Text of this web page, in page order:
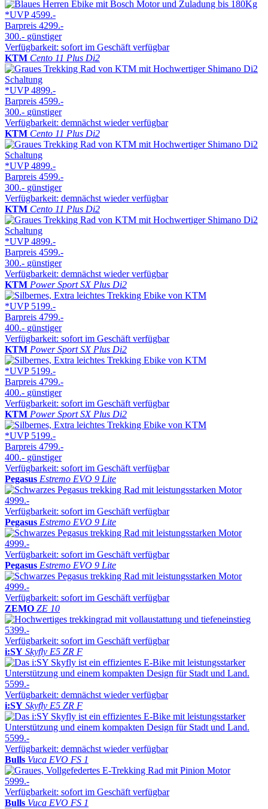
*UVP4599.-
Barpreis 4299.-
300.- günstiger
Verfügbarkeit: sofort im Geschäft verfügbar
KTM Cento 11 Plus Di2
*UVP4899.-
Barpreis 4599.-
300.- günstiger
Verfügbarkeit: demnächst wieder verfügbar
KTM Cento 11 Plus Di2
*UVP4899.-
Barpreis 4599.-
300.- günstiger
Verfügbarkeit: demnächst wieder verfügbar
KTM Cento 11 Plus Di2
*UVP4899.-
Barpreis 4599.-
300.- günstiger
Verfügbarkeit: demnächst wieder verfügbar
KTM Power Sport SX Plus Di2
*UVP 5199.-
Barpreis 4799.-
400.- günstiger
Verfügbarkeit: sofort im Geschäft verfügbar
KTM Power Sport SX Plus Di2
*UVP 5199.-
Barpreis 4799.-
400.- günstiger
Verfügbarkeit: sofort im Geschäft verfügbar
KTM Power Sport SX Plus Di2
*UVP 5199.-
Barpreis 4799.-
400.- günstiger
Verfügbarkeit: sofort im Geschäft verfügbar
Pegasus Estremo EVO 9 Lite
4999.-
Verfügbarkeit: sofort im Geschäft verfügbar
Pegasus Estremo EVO 9 Lite
4999.-
Verfügbarkeit: sofort im Geschäft verfügbar
Pegasus Estremo EVO 9 Lite
4999.-
Verfügbarkeit: sofort im Geschäft verfügbar
ZEMO ZE 10
5399.-
Verfügbarkeit: sofort im Geschäft verfügbar
i:SY Skyfly E5 ZR F
5599.-
Verfügbarkeit: demnächst wieder verfügbar
i:SY Skyfly E5 ZR F
5599.-
Verfügbarkeit: demnächst wieder verfügbar
Bulls Vuca EVO FS 1
5999.-
Verfügbarkeit: sofort im Geschäft verfügbar
Bulls Vuca EVO FS 1